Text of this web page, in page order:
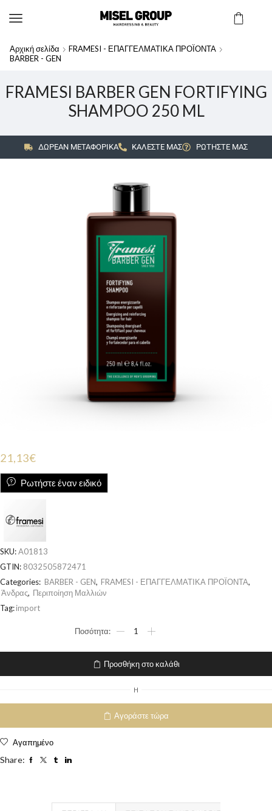
Αρχική σελίδα
FRAMESI - ΕΠΑΓΓΕΛΜΑΤΙΚΑ ΠΡΟΪΟΝΤΑ
BARBER - GEN
FRAMESI BARBER GEN FORTIFYING
SHAMPOO 250 ML
ΔΩΡΕΑΝ ΜΕΤΑΦΟΡΙΚΑ ΚΑΛΕΣΤΕ ΜΑΣ ΡΩΤΗΣΤΕ ΜΑΣ
21,13€
Ρωτήστε έναν ειδικό
SKU:A01813
GTIN: 8032505872471
Categories: BARBER - GEN, FRAMESI - ΕΠΑΓΓΕΛΜΑΤΙΚΑ ΠΡΟΪΟΝΤΑ,
Άνδρας, Περιποίηση Μαλλιών
Tag:import
Προσθήκη στο καλάθι
H
Αγοράστε τώρα
Αγαπημένο
Share: